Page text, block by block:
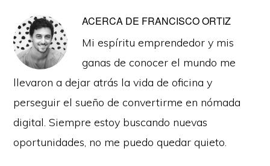
ACERCA DE FRANCISCO ORTIZ
Mi espíritu emprendedor y mis
ganas de conocer el mundo me
llevaron a dejar atrás la vida de oficina y
perseguir el sueño de convertirme en nómada
digital. Siempre estoy buscando nuevas
oportunidades, no me puedo quedar quieto.